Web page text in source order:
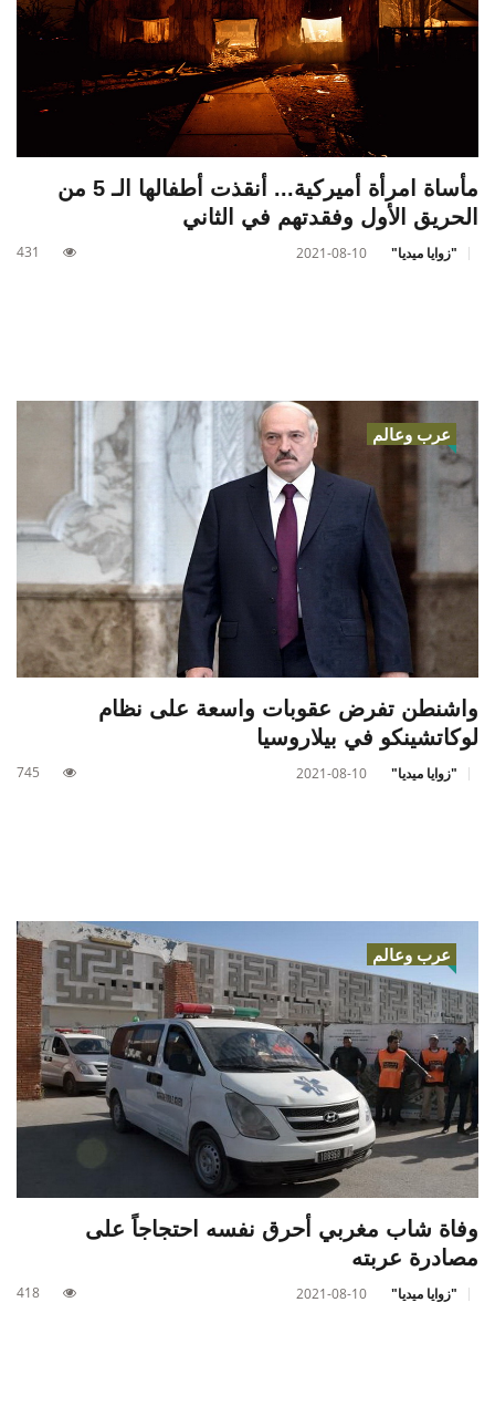
مأساة امرأة أميركية... أنقذت أطفالها الـ 5 من
الحريق الأول وفقدتهم في الثاني
"زوايا ميديا" 2021-08-10
431
عرب وعالم
واشنطن تفرض عقوبات واسعة على نظام
لوكاتشينكو في بيلاروسيا
"زوايا ميديا" 2021-08-10
745
عرب وعالم
وفاة شاب مغربي أحرق نفسه احتجاجاً على
مصادرة عربته
"زوايا ميديا" 2021-08-10
418